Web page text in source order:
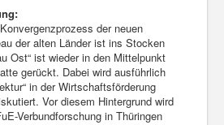
der neuen
der alten Länder ist ins Stocken
Ost“ ist wieder in den Mittelpunkt
gerückt. Dabei wird ausführlich
in der Wirtschaftsförderung
Vor diesem Hintergrund wird
Verbundforschung in Thüringen